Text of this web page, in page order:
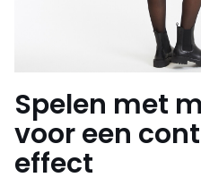
Spelen met
voor een
effect